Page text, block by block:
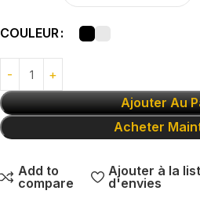
COULEUR
Ajouter Au
Acheter
Add to
compare
Ajouter à la
d'envies